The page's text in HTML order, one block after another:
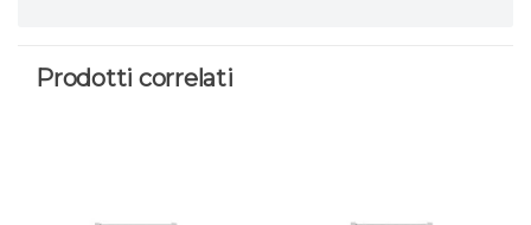
Prodotti correlati